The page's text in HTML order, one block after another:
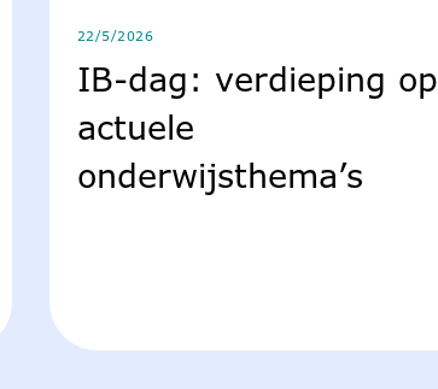
22/5/2026
IB-dag: verdieping op
actuele
onderwijsthema’s